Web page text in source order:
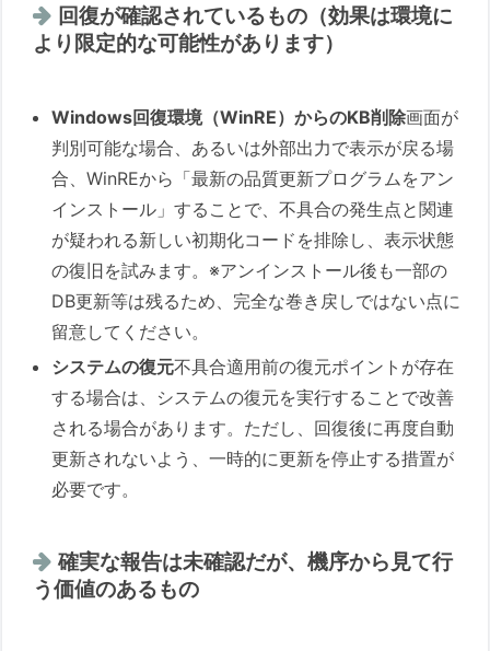
POST」
Q1：画面がモザイク状に壊れました。
これはグラフィックボード（GPU）の
物理的な故障でしょうか？
Q2：なぜRyzen 2000番台（Zen+）
などの特定の古い世代に集中している
のですか？
Q3：BitLockerの回復キーを保存した
記憶がありません。詰みでしょうか？
Q4：不具合を絶対に踏みたくありま
せん。今すぐできる最善の策は？
Q5：KBを削除してもモザイクが直り
ません。ほかに手はありますか？
📚 この記事に出てくる専門用語
回復が確認されているもの（効果は環境に
より限定的な可能性があります）
Windows回復環境（WinRE）からのKB削除画面が
判別可能な場合、あるいは外部出力で表示が戻る場
合、WinREから「最新の品質更新プログラムをアン
インストール」することで、不具合の発生点と関連
が疑われる新しい初期化コードを排除し、表示状態
の復旧を試みます。※アンインストール後も一部の
DB更新等は残るため、完全な巻き戻しではない点に
留意してください。
システムの復元不具合適用前の復元ポイントが存在
する場合は、システムの復元を実行することで改善
される場合があります。ただし、回復後に再度自動
更新されないよう、一時的に更新を停止する措置が
必要です。
確実な報告は未確認だが、機序から見て行
う価値のあるもの